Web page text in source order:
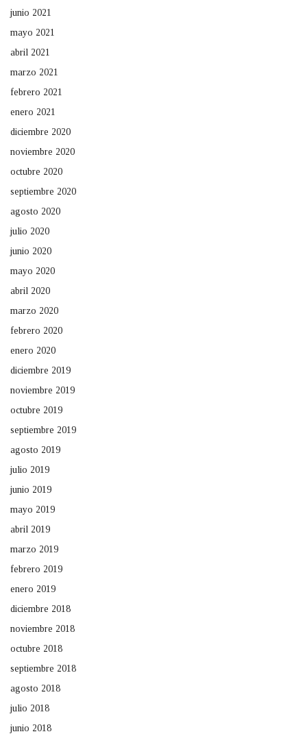
junio 2021
mayo 2021
abril 2021
marzo 2021
febrero 2021
enero 2021
diciembre 2020
noviembre 2020
octubre 2020
septiembre 2020
agosto 2020
julio 2020
junio 2020
mayo 2020
abril 2020
marzo 2020
febrero 2020
enero 2020
diciembre 2019
noviembre 2019
octubre 2019
septiembre 2019
agosto 2019
julio 2019
junio 2019
mayo 2019
abril 2019
marzo 2019
febrero 2019
enero 2019
diciembre 2018
noviembre 2018
octubre 2018
septiembre 2018
agosto 2018
julio 2018
junio 2018